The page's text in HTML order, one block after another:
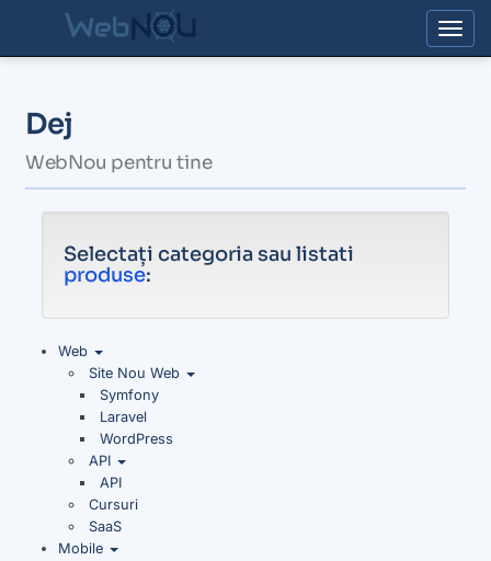
Dej
WebNou pentru tine
Selectați categoria sau listati
produse:
Web
Site Nou Web
Symfony
Laravel
WordPress
API
API
Cursuri
SaaS
Mobile